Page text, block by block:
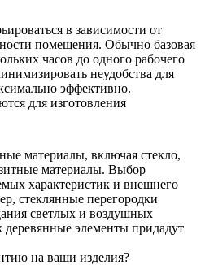
в зависимости от
помещения. Обычно базовая
часов до одного рабочего
неудобства для
эффективно.
для изготовления
материалы, включая стекло,
материалы. Выбор
характеристик и внешнего
стеклянные перегородки
светлых и воздушных
деревянные элементы придадут
на ваши изделия?